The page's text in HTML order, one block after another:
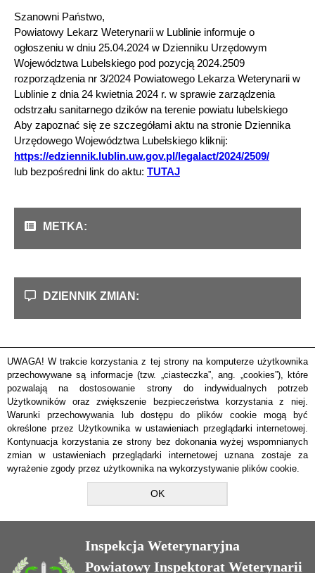
Szanowni Państwo,
Powiatowy Lekarz Weterynarii w Lublinie informuje o
ogłoszeniu w dniu 25.04.2024 w Dzienniku Urzędowym
Województwa Lubelskiego pod pozycją 2024.2509
rozporządzenia nr 3/2024 Powiatowego Lekarza Weterynarii w
Lublinie z dnia 24 kwietnia 2024 r. w sprawie zarządzenia
odstrzału sanitarnego dzików na terenie powiatu lubelskiego
Aby zapoznać się ze szczegółami aktu na stronie Dziennika
Urzędowego Województwa Lubelskiego kliknij:
https://edziennik.lublin.uw.gov.pl/legalact/2024/2509/
lub bezpośredni link do aktu: TUTAJ
METKA:
DZIENNIK ZMIAN:
Inspekcja Weterynaryjna
Powiatowy Inspektorat Weterynarii
UWAGA! W trakcie korzystania z tej strony na komputerze użytkownika
przechowywane są informacje (tzw. „ciasteczka”, ang. „cookies”), które
pozwalają na dostosowanie strony do indywidualnych potrzeb
Użytkowników oraz zwiększenie bezpieczeństwa korzystania z niej.
Warunki przechowywania lub dostępu do plików cookie mogą być
określone przez Użytkownika w ustawieniach przeglądarki internetowej.
Kontynuacja korzystania ze strony bez dokonania wyżej wspomnianych
zmian w ustawieniach przeglądarki internetowej uznana zostaje za
wyrażenie zgody przez użytkownika na wykorzystywanie plików cookie.
OK